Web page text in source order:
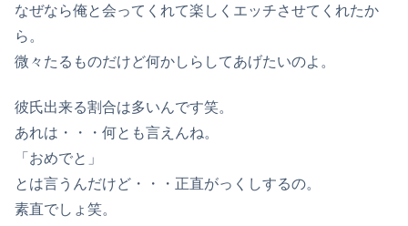
なぜなら俺と会ってくれて楽しくエッチさせてくれたか
ら。
微々たるものだけど何かしらしてあげたいのよ。
彼氏出来る割合は多いんです笑。
あれは・・・何とも言えんね。
「おめでと」
とは言うんだけど・・・正直がっくしするの。
素直でしょ笑。